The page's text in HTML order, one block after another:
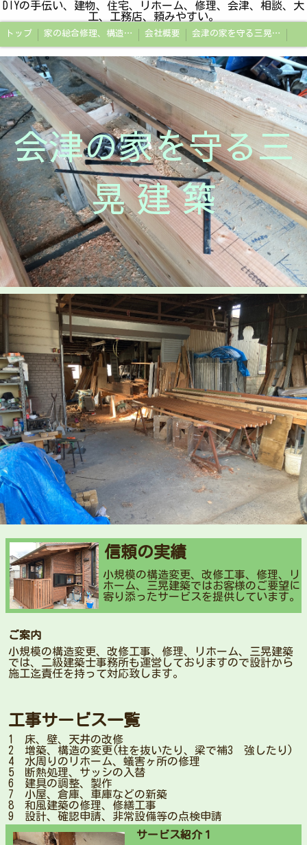
DIYの手伝い、建物、住宅、リホーム、修理、会津、相談、大
工、工務店、頼みやすい。
トップ 家の総合修理、構造改修工事、小規模リホーム、補助金申請、会津若松市 会社概要 会津の家を守る三晃建築
会津の家を守る三
晃 建 築
信頼の実績
小規模の構造変更、改修工事、修理、リ
ホーム、三晃建築ではお客様のご要望に
寄り添ったサービスを提供しています。
ご案内
小規模の構造変更、改修工事、修理、リホーム、三晃建築
では、二級建築士事務所も運営しておりますので設計から
施工迄責任を持って対応致します。
工事サービス一覧
1 床、壁、天井の改修
2 増築、構造の変更(柱を抜いたり、梁で補3 強したり)
4 水周りのリホーム、蟻害ヶ所の修理
5 断熱処理、サッシの入替
6 建具の調整、製作
7 小屋、倉庫、車庫などの新築
8 和風建築の修理、修繕工事
9 設計、確認申請、非常設備等の点検申請
サービス紹介１